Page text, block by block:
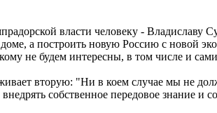
власти человеку - Владиславу
а построить новую Россию с новой
не будем интересны, в том числе и
вторую: "Ни в коем случае мы не
собственное передовое знание и